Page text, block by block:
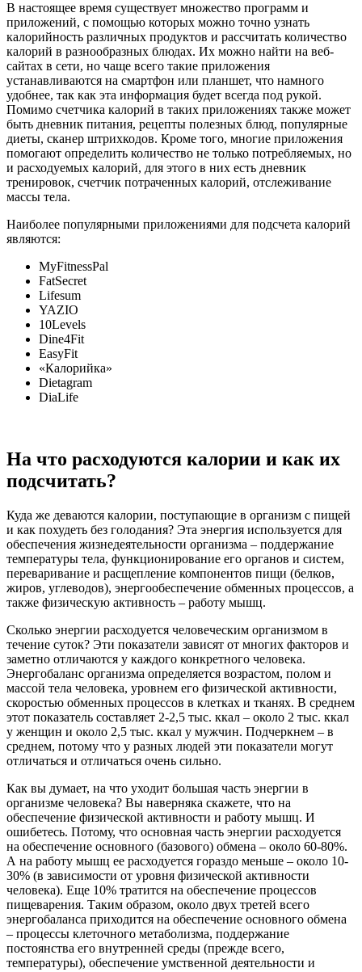
В настоящее время существует множество программ и
приложений, с помощью которых можно точно узнать
калорийность различных продуктов и рассчитать количество
калорий в разнообразных блюдах. Их можно найти на веб-
сайтах в сети, но чаще всего такие приложения
устанавливаются на смартфон или планшет, что намного
удобнее, так как эта информация будет всегда под рукой.
Помимо счетчика калорий в таких приложениях также может
быть дневник питания, рецепты полезных блюд, популярные
диеты, сканер штрихкодов. Кроме того, многие приложения
помогают определить количество не только потребляемых, но
и расходуемых калорий, для этого в них есть дневник
тренировок, счетчик потраченных калорий, отслеживание
массы тела.
Наиболее популярными приложениями для подсчета калорий
являются:
MyFitnessPal
FatSecret
Lifesum
YAZIO
10Levels
Dine4Fit
EasyFit
«Калорийка»
Dietagram
DiaLife
На что расходуются калории и как их
подсчитать?
Куда же деваются калории, поступающие в организм с пищей
и как похудеть без голодания? Эта энергия используется для
обеспечения жизнедеятельности организма – поддержание
температуры тела, функционирование его органов и систем,
переваривание и расщепление компонентов пищи (белков,
жиров, углеводов), энергообеспечение обменных процессов, а
также физическую активность – работу мышц.
Сколько энергии расходуется человеческим организмом в
течение суток? Эти показатели зависят от многих факторов и
заметно отличаются у каждого конкретного человека.
Энергобаланс организма определяется возрастом, полом и
массой тела человека, уровнем его физической активности,
скоростью обменных процессов в клетках и тканях. В среднем
этот показатель составляет 2-2,5 тыс. ккал – около 2 тыс. ккал
у женщин и около 2,5 тыс. ккал у мужчин. Подчеркнем – в
среднем, потому что у разных людей эти показатели могут
отличаться и отличаться очень сильно.
Как вы думает, на что уходит большая часть энергии в
организме человека? Вы наверняка скажете, что на
обеспечение физической активности и работу мышц. И
ошибетесь. Потому, что основная часть энергии расходуется
на обеспечение основного (базового) обмена – около 60-80%.
А на работу мышц ее расходуется гораздо меньше – около 10-
30% (в зависимости от уровня физической активности
человека). Еще 10% тратится на обеспечение процессов
пищеварения. Таким образом, около двух третей всего
энергобаланса приходится на обеспечение основного обмена
– процессы клеточного метаболизма, поддержание
постоянства его внутренней среды (прежде всего,
температуры), обеспечение умственной деятельности и